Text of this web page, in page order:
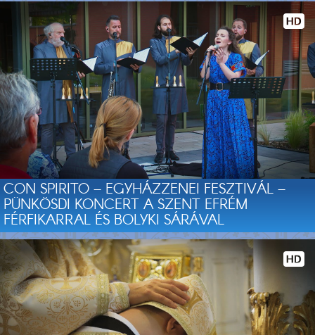
CON SPIRITO – EGYHÁZZENEI FESZTIVÁL –
PÜNKÖSDI KONCERT A SZENT EFRÉM
FÉRFIKARRAL ÉS BOLYKI SÁRÁVAL